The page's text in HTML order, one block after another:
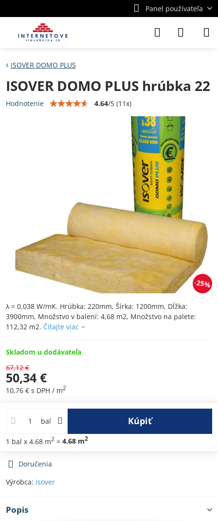
Panel používateľa
25%
ISOVER DOMO PLUS
ISOVER DOMO PLUS hrúbka 22
Hodnotenie 4.64/5 (11x)
λ = 0,038 W/mK. Hrúbka: 220mm, Šírka: 1200mm, Dĺžka:
3900mm, Množstvo v balení: 4,68 m2, Množstvo na palete:
112,32 m2. Čítajte viac
Skladom u dodávateľa
67,12 €
50,34 €
10,76 € s DPH / m2
bal Kúpiť
1 bal x 4.68 m2 = 4.68 m2
Doručenia
Výrobca: Isover
Popis